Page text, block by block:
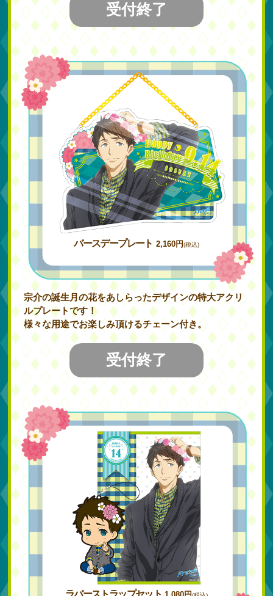
受付終了
バースデープレート 2,160円(税込)
宗介の誕生月の花をあしらったデザインの特大アクリ
ルプレートです！
様々な用途でお楽しみ頂けるチェーン付き。
受付終了
ラバーストラップセット